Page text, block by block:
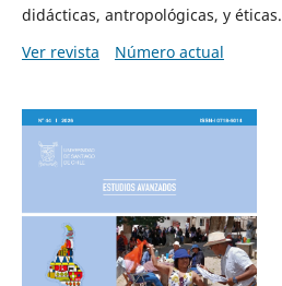
didácticas, antropológicas, y éticas.
Ver revista
Número actual